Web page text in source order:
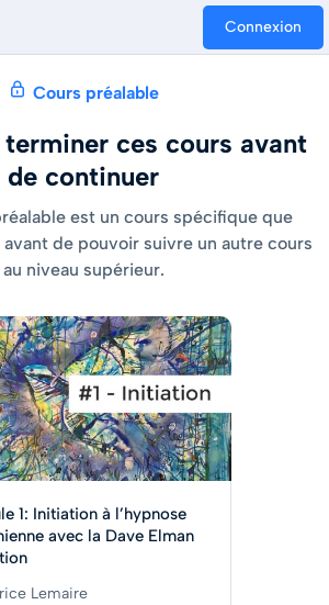
Connexion
Cours préalable
terminer ces cours avant
de continuer
est un cours spécifique que
de pouvoir suivre un autre cours
au niveau supérieur.
1: Initiation à l’hypnose
avec la Dave Elman
Lemaire